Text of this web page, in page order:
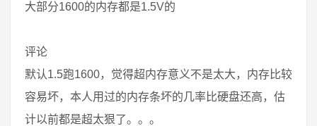
大部分1600的内存都是1.5V的
评论
默认1.5跑1600，觉得超内存意义不是太大，内存比较
容易坏，本人用过的内存条坏的几率比硬盘还高，估
计以前都是超太狠了。。。